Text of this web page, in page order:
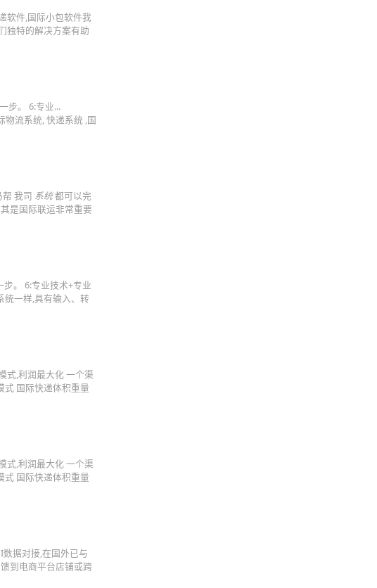
软件,国际小包软件我
独特的解决方案有助
步。 6:专业...
流系统, 快递系统 ,国
我司 系统都可以完
是国际联运非常重要
。 6:专业技术+专业
统一样,具有输入、转
式,利润最大化 一个渠
式 国际快递体积重量
式,利润最大化 一个渠
式 国际快递体积重量
据对接,在国外已与
到电商平台店铺或跨